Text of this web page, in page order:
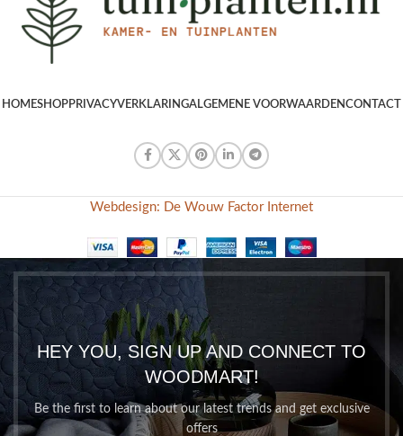
HOMESHOPPRIVACYVERKLARINGALGEMENE VOORWAARDENCONTACT
Webdesign: De Wouw Factor Internet
HEY YOU, SIGN UP AND CONNECT TO
WOODMART!
Be the first to learn about our latest trends and get exclusive
offers